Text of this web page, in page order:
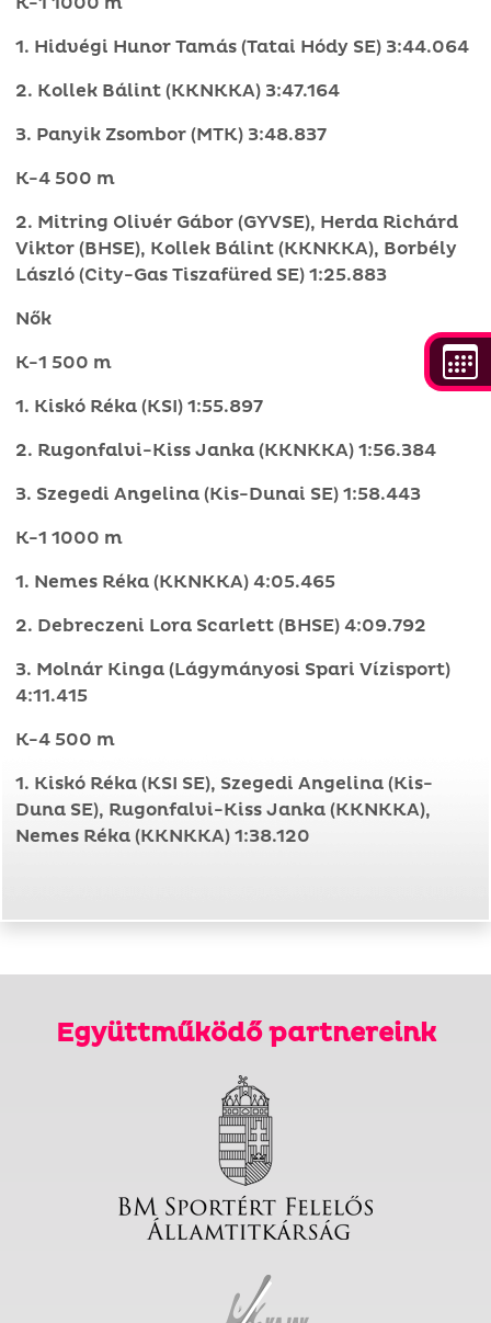
1. Hidvégi Hunor Tamás (Tatai Hódy SE) 3:44.064
2. Kollek Bálint (KKNKKA) 3:47.164
3. Panyik Zsombor (MTK) 3:48.837
K-4 500 m
2. Mitring Olivér Gábor (GYVSE), Herda Richárd
Viktor (BHSE), Kollek Bálint (KKNKKA), Borbély
László (City-Gas Tiszafüred SE) 1:25.883
Nők
K-1 500 m
1. Kiskó Réka (KSI) 1:55.897
2. Rugonfalvi-Kiss Janka (KKNKKA) 1:56.384
3. Szegedi Angelina (Kis-Dunai SE) 1:58.443
K-1 1000 m
1. Nemes Réka (KKNKKA) 4:05.465
2. Debreczeni Lora Scarlett (BHSE) 4:09.792
3. Molnár Kinga (Lágymányosi Spari Vízisport)
4:11.415
K-4 500 m
1. Kiskó Réka (KSI SE), Szegedi Angelina (Kis-
Duna SE), Rugonfalvi-Kiss Janka (KKNKKA),
Nemes Réka (KKNKKA) 1:38.120
Együttműködő partnereink